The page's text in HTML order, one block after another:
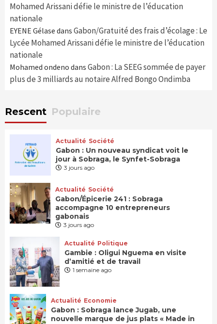
Mohamed Arissani défie le ministre de l’éducation
nationale
EYENE Gélase dans Gabon/Gratuité des frais d’écolage : Le
Lycée Mohamed Arissani défie le ministre de l’éducation
nationale
Mohamed ondeno dans Gabon : La SEEG sommée de payer
plus de 3 milliards au notaire Alfred Bongo Ondimba
Rescent Populaire
Actualité Société
Gabon : Un nouveau syndicat voit le
jour à Sobraga, le Synfet-Sobraga
3 jours ago
Actualité Société
Gabon/Épicerie 241 : Sobraga
accompagne 10 entrepreneurs
gabonais
3 jours ago
Actualité Politique
Gambie : Oligui Nguema en visite
d’amitié et de travail
1 semaine ago
Actualité Economie
Gabon : Sobraga lance Jugab, une
nouvelle marque de jus plats « Made in